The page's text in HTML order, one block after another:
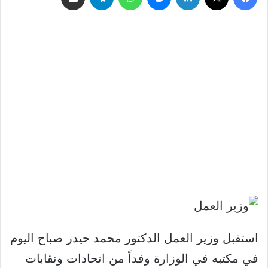
استقبل وزير العمل الدكتور محمد حيدر صباح اليوم
في مكتبه في الوزارة وفداً من اتحادات ونقابات